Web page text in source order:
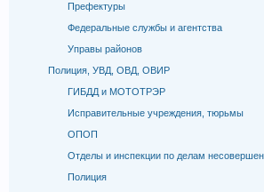
Префектуры
Федеральные службы и агентства
Управы районов
Полиция, УВД, ОВД, ОВИР
ГИБДД и МОТОТРЭР
Исправительные учреждения, тюрьмы
ОПОП
Отделы и инспекции по делам
Полиция